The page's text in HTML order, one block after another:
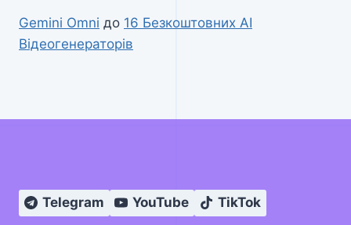
Gemini Omni до 16 Безкоштовних AI
Відеогенераторів
Telegram YouTube TikTok